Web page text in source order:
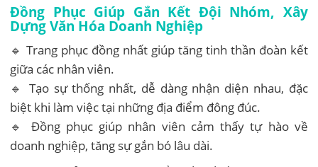
Đồng Phục Giúp Gắn Kết Đội Nhóm, Xây
Dựng Văn Hóa Doanh Nghiệp
🔹 Trang phục đồng nhất giúp tăng tinh thần đoàn kết
giữa các nhân viên.
🔹 Tạo sự thống nhất, dễ dàng nhận diện nhau, đặc
biệt khi làm việc tại những địa điểm đông đúc.
🔹 Đồng phục giúp nhân viên cảm thấy tự hào về
doanh nghiệp, tăng sự gắn bó lâu dài.